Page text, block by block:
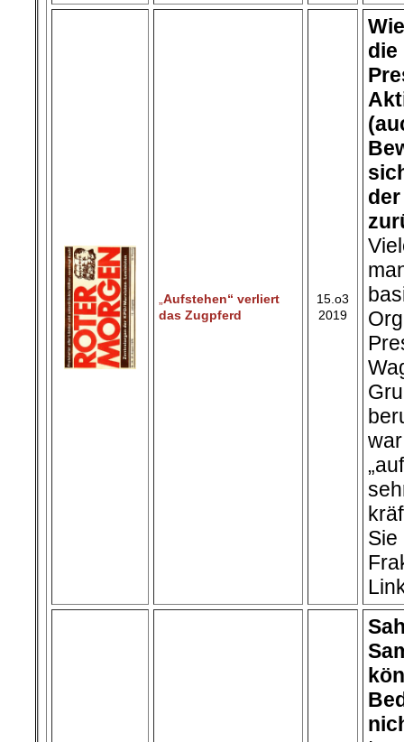
„Aufstehen“ verliert
das Zugpferd
15.o3
2019